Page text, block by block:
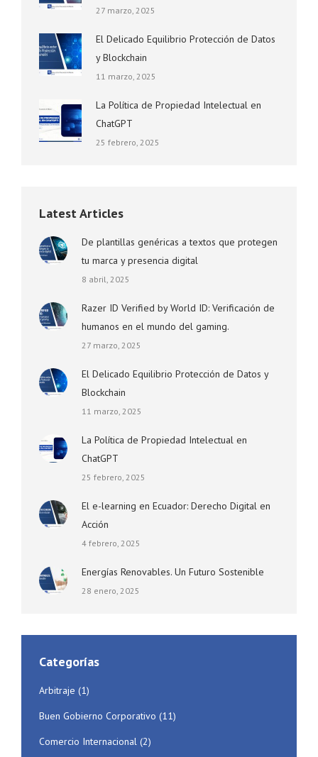
27 marzo, 2025
El Delicado Equilibrio Protección de Datos
y Blockchain
11 marzo, 2025
La Política de Propiedad Intelectual en
ChatGPT
25 febrero, 2025
Latest Articles
De plantillas genéricas a textos que protegen
tu marca y presencia digital
8 abril, 2025
Razer ID Verified by World ID: Verificación de
humanos en el mundo del gaming.
27 marzo, 2025
El Delicado Equilibrio Protección de Datos y
Blockchain
11 marzo, 2025
La Política de Propiedad Intelectual en
ChatGPT
25 febrero, 2025
El e-learning en Ecuador: Derecho Digital en
Acción
4 febrero, 2025
Energías Renovables. Un Futuro Sostenible
28 enero, 2025
Categorías
Arbitraje (1)
Buen Gobierno Corporativo (11)
Comercio Internacional (2)